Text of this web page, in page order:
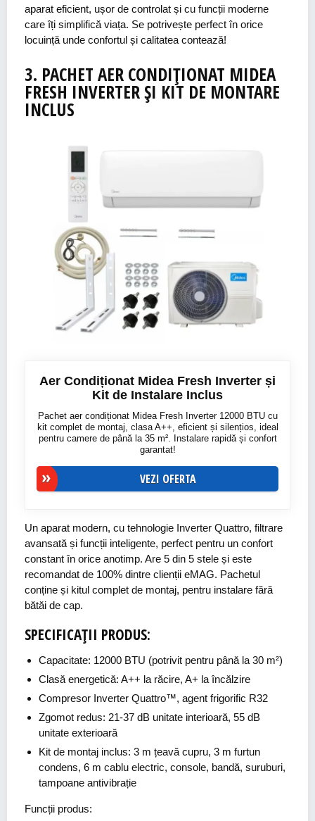
aparat eficient, ușor de controlat și cu funcții moderne
care îți simplifică viața. Se potrivește perfect în orice
locuință unde confortul și calitatea contează!
3. PACHET AER CONDIȚIONAT MIDEA
FRESH INVERTERȘI KIT DE MONTARE
INCLUS
Aer Condiționat Midea Fresh Inverter și
Kit de Instalare Inclus
Pachet aer condiționat Midea Fresh Inverter 12000 BTU cu
kit complet de montaj, clasa A++, eficient și silențios, ideal
pentru camere de până la 35 m². Instalare rapidă și confort
garantat!
VEZI OFERTA
Un aparat modern, cu tehnologie Inverter Quattro, filtrare
avansată și funcții inteligente, perfect pentru un confort
constant în orice anotimp. Are 5 din 5 stele și este
recomandat de 100% dintre clienții eMAG. Pachetul
conține și kitul complet de montaj, pentru instalare fără
bătăi de cap.
SPECIFICAȚII PRODUS:
Capacitate: 12000 BTU (potrivit pentru până la 30 m²)
Clasă energetică: A++ la răcire, A+ la încălzire
Compresor Inverter Quattro™, agent frigorific R32
Zgomot redus: 21-37 dB unitate interioară, 55 dB
unitate exterioară
Kit de montaj inclus: 3 m țeavă cupru, 3 m furtun
condens, 6 m cablu electric, console, bandă, suruburi,
tampoane antivibrație
Funcții produs: